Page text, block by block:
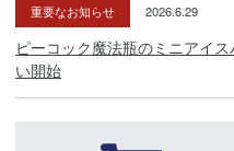
重要なお知らせ 2026.6.29
ピーコック魔法瓶のミニアイ
い開始